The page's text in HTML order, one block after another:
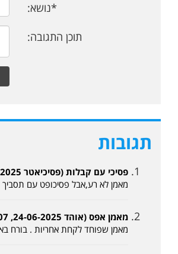
*נושא:
תוכן התגובה:
תגובות
פסיכי עם קבלות (פסיכיאטר 23-06-2025, 23:15)
מאמן לא רע,אבל פסיכופט עם תסביך
מאמן אפס (אוהד 24-06-2025, 21:07)
מאמן שפוחד לקחת אחריות . בורח